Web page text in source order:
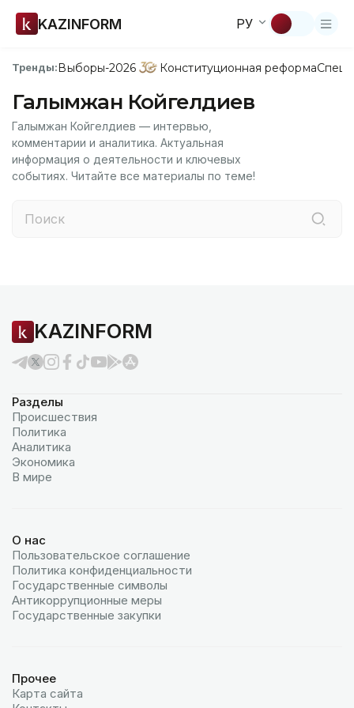
KAZINFORM РУ
Тренды:Выборы-2026 Конституционная реформа
Галымжан Койгелдиев
Галымжан Койгелдиев — интервью,
комментарии и аналитика. Актуальная
информация о деятельности и ключевых
событиях. Читайте все материалы по теме!
KAZINFORM
Разделы
Происшествия
Политика
Аналитика
Экономика
В мире
О нас
Пользовательское соглашение
Политика конфиденциальности
Государственные символы
Антикоррупционные меры
Государственные закупки
Прочее
Карта сайта